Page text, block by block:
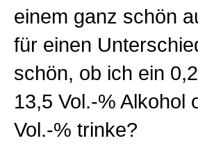
einem ganz schön
für einen
schön, ob ich ein
13,5 Vol.-% Alkohol
Vol.-% trinke?